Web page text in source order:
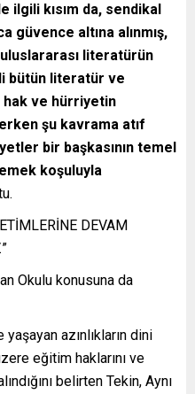
ilgili kısım da, sendikal
güvence altına alınmış,
literatürün
bütün literatür ve
ve hürriyetin
şu kavrama atıf
bir başkasının temel
koşuluyla
DEVAM
Okulu konusuna da
azınlıkların dini
eğitim haklarını ve
belirten Tekin, Aynı